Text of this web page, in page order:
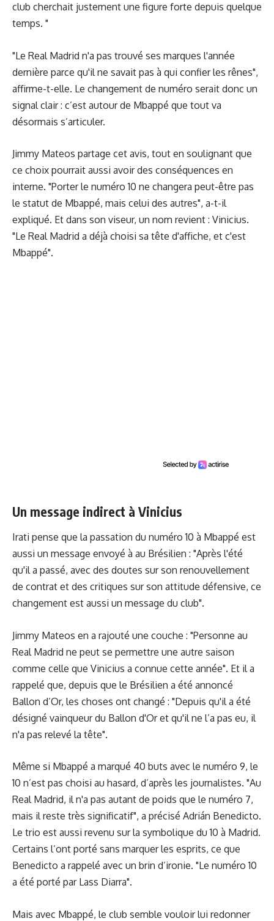
club cherchait justement une figure forte depuis quelque
temps. "
"Le Real Madrid n'a pas trouvé ses marques l'année
dernière parce qu'il ne savait pas à qui confier les rênes",
affirme-t-elle. Le changement de numéro serait donc un
signal clair : c’est autour de Mbappé que tout va
désormais s’articuler.
Jimmy Mateos partage cet avis, tout en soulignant que
ce choix pourrait aussi avoir des conséquences en
interne. "Porter le numéro 10 ne changera peut-être pas
le statut de Mbappé, mais celui des autres", a-t-il
expliqué. Et dans son viseur, un nom revient : Vinicius.
"Le Real Madrid a déjà choisi sa tête d'affiche, et c'est
Mbappé".
Un message indirect à Vinicius
Irati pense que la passation du numéro 10 à Mbappé est
aussi un message envoyé à au Brésilien : "Après l'été
qu'il a passé, avec des doutes sur son renouvellement
de contrat et des critiques sur son attitude défensive, ce
changement est aussi un message du club".
Jimmy Mateos en a rajouté une couche : "Personne au
Real Madrid ne peut se permettre une autre saison
comme celle que Vinicius a connue cette année". Et il a
rappelé que, depuis que le Brésilien a été annoncé
Ballon d’Or, les choses ont changé : "Depuis qu'il a été
désigné vainqueur du Ballon d'Or et qu'il ne l’a pas eu, il
n'a pas relevé la tête".
Même si Mbappé a marqué 40 buts avec le numéro 9, le
10 n’est pas choisi au hasard, d’après les journalistes. "Au
Real Madrid, il n'a pas autant de poids que le numéro 7,
mais il reste très significatif", a précisé Adrián Benedicto.
Le trio est aussi revenu sur la symbolique du 10 à Madrid.
Certains l’ont porté sans marquer les esprits, ce que
Benedicto a rappelé avec un brin d’ironie. "Le numéro 10
a été porté par Lass Diarra".
Mais avec Mbappé, le club semble vouloir lui redonner